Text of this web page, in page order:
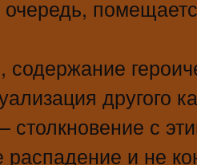
содержание
другого
с
распадение и не